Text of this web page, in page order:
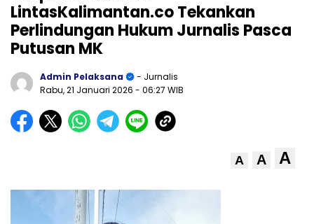
LintasKalimantan.co Tekankan
Perlindungan Hukum Jurnalis Pasca
Putusan MK
Admin Pelaksana
- Jurnalis
Rabu, 21 Januari 2026 - 06:27 WIB
A A A